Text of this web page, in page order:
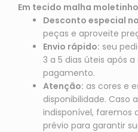
Em tecido malha
Desconto especial
peças e aproveite
Envio rápido: seu
3 a 5 dias úteis após
pagamento.
Atenção: as cores e
disponibilidade. Caso
indisponível, faremos
prévio para garantir